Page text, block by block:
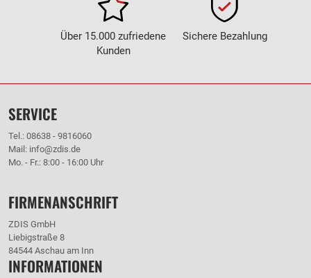
Über 15.000 zufriedene
Kunden
Sichere Bezahlung
SERVICE
Tel.: 08638 - 9816060
Mail: info@zdis.de
Mo. - Fr.: 8:00 - 16:00 Uhr
FIRMENANSCHRIFT
ZDIS GmbH
Liebigstraße 8
84544 Aschau am Inn
INFORMATIONEN